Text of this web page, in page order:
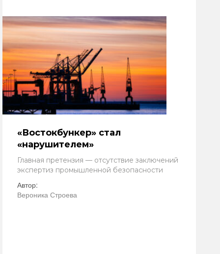
«Востокбункер» стал
«нарушителем»
Главная претензия — отсутствие заключений
экспертиз промышленной безопасности
Автор:
Вероника Строева